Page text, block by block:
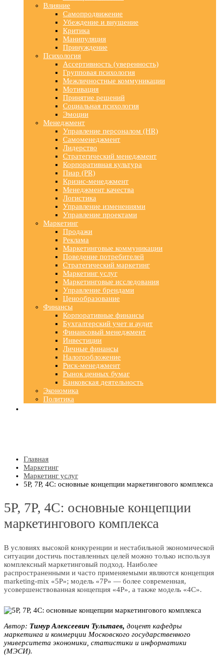
Влияние
Самопродвижение
Убеждение и внушение
Критика
Манипуляция
Принуждение
Психология
Ассертивность (уверенность)
Групповая психология
Межличностные коммуникации
Мотивация
Принятие решений
Социальная психология
Эмоции
Менеджмент
Управление персоналом (HR)
Самоменеджмент
Лидерство
Стратегический менеджмент
Корпоративная культура
Пиар (PR)
Кризис-менеджмент
Менеджмент качества
Логистика
Управление изменениями
Управление проектами
Маркетинг
Продажи
Реклама
Маркетинговые коммуникации
Поведение потребителей
Стратегический маркетинг
Маркетинг услуг
Маркетинговые исследования
Управление брендами
Ценообразование
Финансы
Корпоративные финансы
Бухгалтерский учет и аудит
Финансовый менеджмент
Инвестиции
Личные финансы
Налогообложение
Риск-менеджмент
Рынок ценных бумаг
Банковская деятельность
Экономика
Политика
Главная
Маркетинг
Маркетинг услуг
5Р, 7Р, 4С: основные концепции маркетингового комплекса
5Р, 7Р, 4С: основные концепции
маркетингового комплекса
В условиях высокой конкуренции и нестабильной экономической
ситуации достичь поставленных целей можно только используя
комплексный маркетинговый подход. Наиболее
распространенными и часто применяемыми являются концепция
marketing-mix «5Р»; модель «7Р» — более современная,
усовершенствованная концепция «4Р», а также модель «4С».
Автор: Tимyp Aлeкceeвич Tyльтaeв, дoцент кaфедры
мapкетинга и коммерции Мocковского гocударственного
унивеpcитета экoномики, статистики и информатики
(MЭCИ).